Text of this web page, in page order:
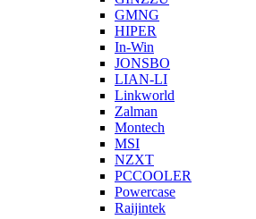
GMNG
HIPER
In-Win
JONSBO
LIAN-LI
Linkworld
Zalman
Montech
MSI
NZXT
PCCOOLER
Powercase
Raijintek